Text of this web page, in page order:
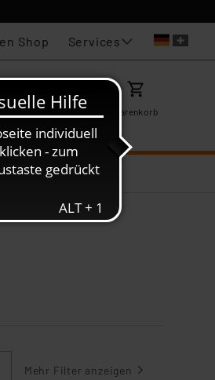
Shop Services
Mein ELV Merkzettel Warenkorb
Mehr Filter anzeigen